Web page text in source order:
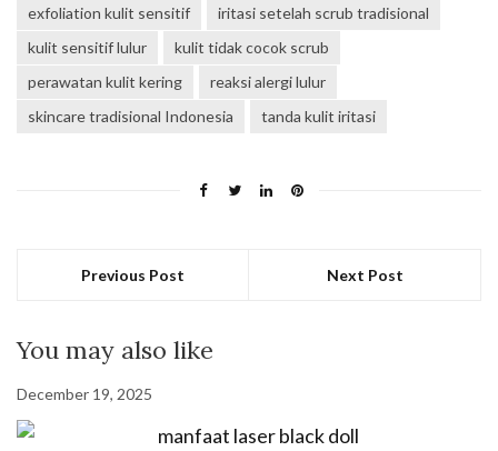
exfoliation kulit sensitif
iritasi setelah scrub tradisional
kulit sensitif lulur
kulit tidak cocok scrub
perawatan kulit kering
reaksi alergi lulur
skincare tradisional Indonesia
tanda kulit iritasi
Previous Post Next Post
You may also like
December 19, 2025